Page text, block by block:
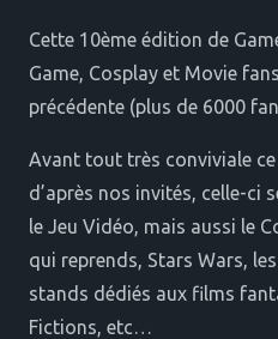
Cette 10ème édition de
Game, Cosplay et Movie
précédente (plus de 6000
Avant tout très conviviale
d’après nos invités, celle-ci
le Jeu Vidéo, mais aussi le
qui reprends, Stars Wars,
stands dédiés aux films
Fictions, etc…